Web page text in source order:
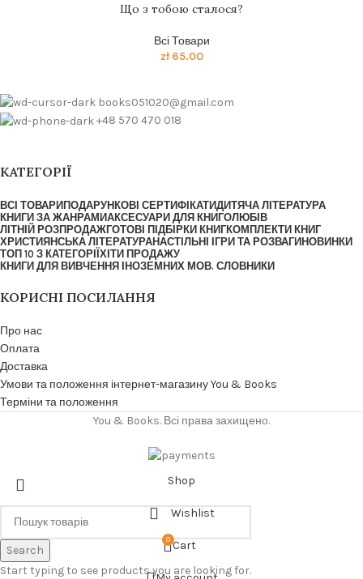
Що з тобою сталося?
Всі Товари
zł65.00
books051020@gmail.com
+48 570 470 018
КАТЕГОРІЇ
ВСІ ТОВАРИ ПОДАРУНКОВІ СЕРТИФІКАТИДИТЯЧА ЛІТЕРАТУРА
КНИГИ ЗА ЖАНРАМИАКСЕСУАРИ ДЛЯ КНИГОЛЮБІВ
ЛІТНІЙ РОЗПРОДАЖГОТОВІ ПІДБІРКИ КНИГКОМПЛЕКТИ КНИГ
ХРИСТИЯНСЬКА ЛІТЕРАТУРАНАСТІЛЬНІ ІГРИ ТА РОЗВАГИ НОВИНКИ
ТОП 10 З КАТЕГОРІЇ ХІТИ ПРОДАЖУ
КНИГИ ДЛЯ ВИВЧЕННЯ ІНОЗЕМНИХ МОВ. СЛОВНИКИ
КОРИСНІ ПОСИЛАННЯ
Про нас
Оплата
Доставка
Умови та положення інтернет-магазину You & Books
Терміни та положення
You & Books. Всі права захищено.
Search
Start typing to see products you are looking for.
Shop
Wishlist
0 Cart